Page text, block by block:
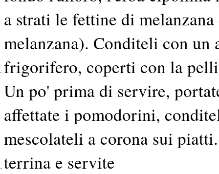
a strati le fettine di
melanzana). Conditeli con
frigorifero, coperti con la
Un po' prima di servire,
affettate i pomodorini,
mescolateli a corona sui
terrina e servite